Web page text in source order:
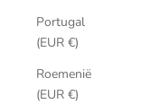
Portugal
(EUR €)
Roemenië
(EUR €)